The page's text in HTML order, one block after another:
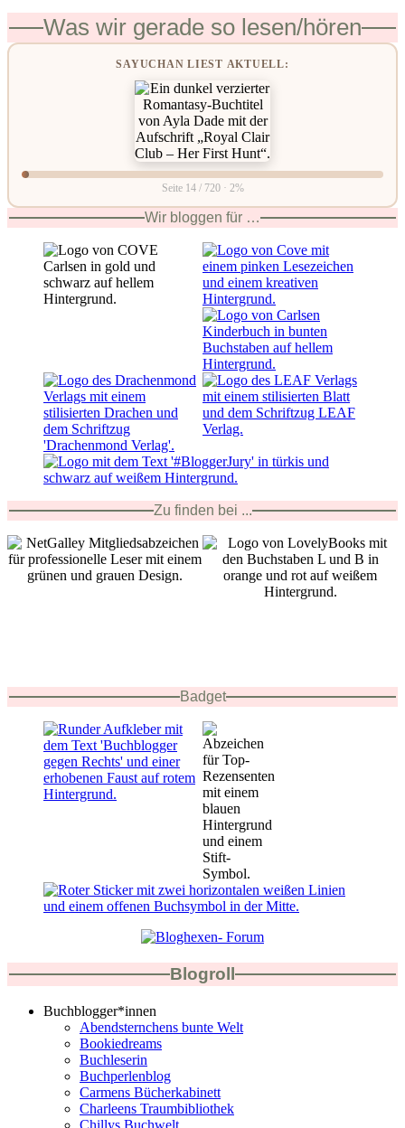
Was wir gerade so lesen/hören
SAYUCHAN LIEST AKTUELL:
Seite 14 / 720 · 2%
Wir bloggen für …
Zu finden bei ...
Badget
Blogroll
Buchblogger*innen
Abendsternchens bunte Welt
Bookiedreams
Buchleserin
Buchperlenblog
Carmens Bücherkabinett
Charleens Traumbibliothek
Chillys Buchwelt